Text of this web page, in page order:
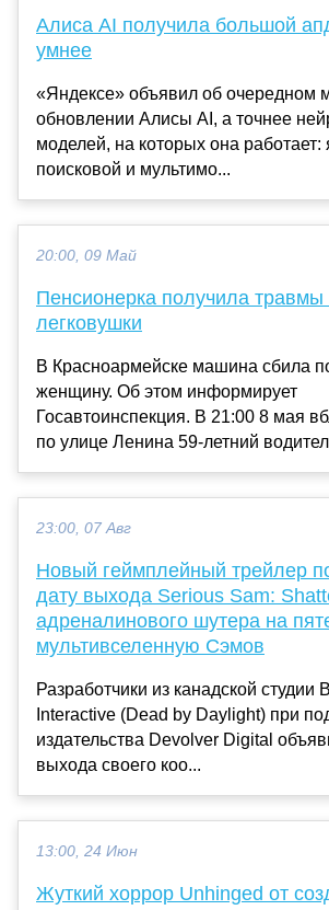
Алиса AI получила большой
умнее
«Яндексе» объявил об очередном
обновлении Алисы AI, а точнее
моделей, на которых она работает:
поисковой и мультимо...
20:00, 09 Май
Пенсионерка получила травмы
легковушки
В Красноармейске машина сбила
женщину. Об этом информирует
Госавтоинспекция. В 21:00 8 мая
по улице Ленина 59-летний
23:00, 07 Авг
Новый геймплейный трейлер
дату выхода Serious Sam:
адреналинового шутера на
мультивселенную Сэмов
Разработчики из канадской студии
Interactive (Dead by Daylight) при
издательства Devolver Digital
выхода своего коо...
13:00, 24 Июн
Жуткий хоррор Unhinged от